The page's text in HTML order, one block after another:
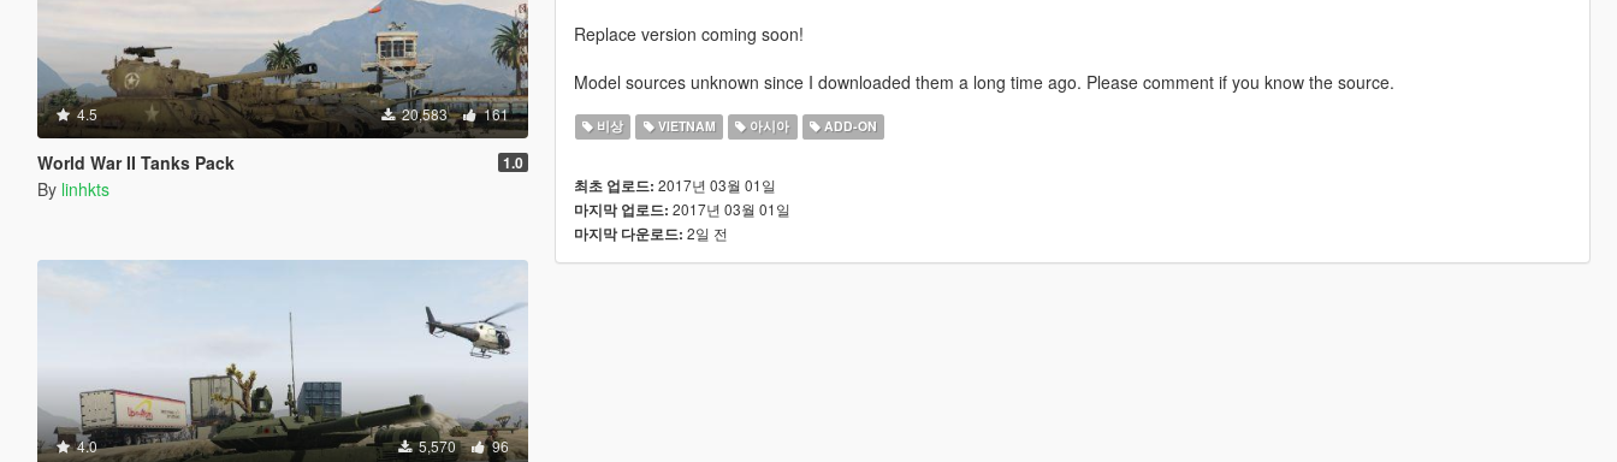
4.5 20,583 161
World War II Tanks Pack 1.0
By linhkts
4.0 5,570 96
Replace version coming soon!
Model sources unknown since I downloaded them a long time ago. Please comment if you know the source.
비상 VIETNAM 아시아 ADD-ON
최초 업로드: 2017년 03월 01일
마지막 업로드: 2017년 03월 01일
마지막 다운로드: 2일 전